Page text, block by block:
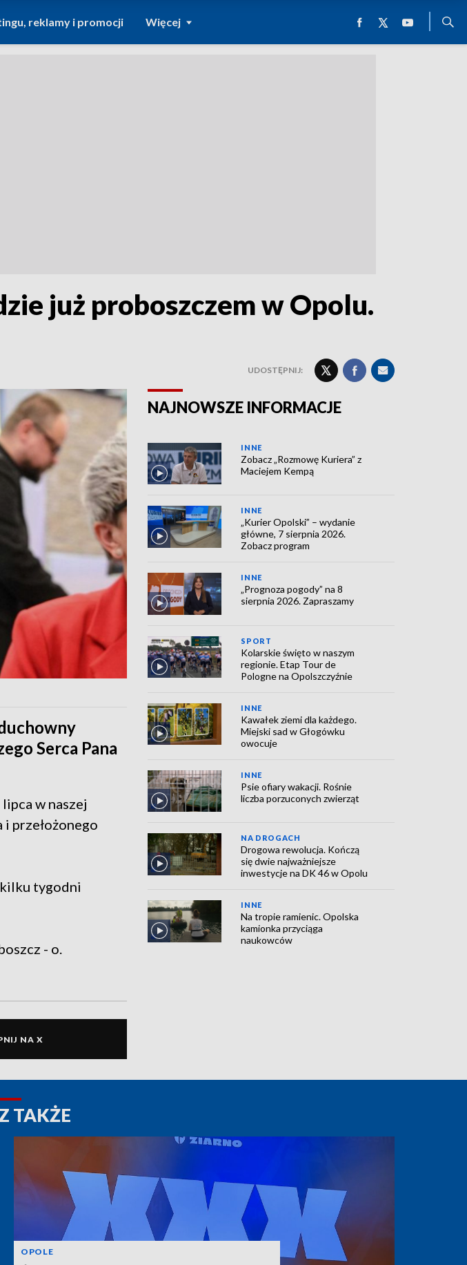
reklamy i promocji Więcej
już proboszczem w Opolu.
UDOSTĘPNIJ:
Serca Pana
w naszej
przełożonego
tygodni
- o.
NA X
NAJNOWSZE INFORMACJE
INNE
Zobacz „Rozmowę Kuriera” z
Maciejem Kempą
INNE
„Kurier Opolski” – wydanie
główne, 7 sierpnia 2026.
Zobacz program
INNE
„Prognoza pogody” na 8
sierpnia 2026. Zapraszamy
SPORT
Kolarskie święto w naszym
regionie. Etap Tour de
Pologne na Opolszczyźnie
INNE
Kawałek ziemi dla każdego.
Miejski sad w Głogówku
owocuje
INNE
Psie ofiary wakacji. Rośnie
liczba porzuconych zwierząt
NA DROGACH
Drogowa rewolucja. Kończą
się dwie najważniejsze
inwestycje na DK 46 w Opolu
INNE
Na tropie ramienic. Opolska
kamionka przyciąga
naukowców
TAKŻE
OPOLE